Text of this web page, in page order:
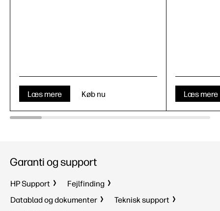
Læs mere Køb nu Læs mere
Garanti og support
HP Support
Fejlfinding
Datablad og dokumenter
Teknisk support